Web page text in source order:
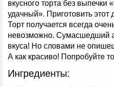
вкусного торта без выпечки
удачный». Приготовить
Торт получается всегда
невозможно. Сумасшедший
вкуса! Но словами не
А как красиво! Попробуйте
Ингредиенты: